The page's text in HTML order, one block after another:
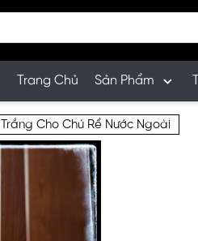
Trang Chủ Sản Phẩm
Cho Chú Rể Nước Ngoài